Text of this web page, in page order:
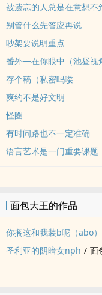
没想好有几个，能写几个
bo），无女口男，无走后
被遗忘的人总是在意想不
别管什么先答应再说
吵架要说明重点
番外—在你眼中（池昼视
存个稿（私密吗喽
爽约不是好文明
怪圈
有时问路也不一定准确
语言艺术是一门重要课题
面包大王的作品
你搁这和我装b呢（abo）
圣利亚的阴暗女nph / 面